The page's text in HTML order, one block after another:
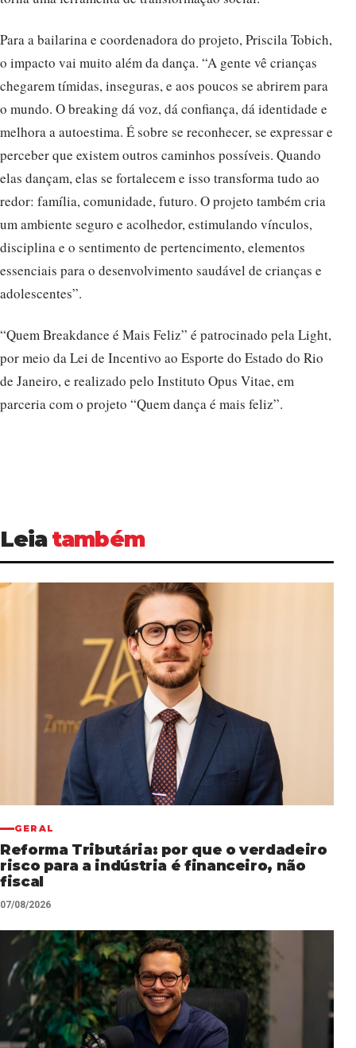
Para a bailarina e coordenadora do projeto, Priscila Tobich,
o impacto vai muito além da dança. “A gente vê crianças
chegarem tímidas, inseguras, e aos poucos se abrirem para
o mundo. O breaking dá voz, dá confiança, dá identidade e
melhora a autoestima. É sobre se reconhecer, se expressar e
perceber que existem outros caminhos possíveis. Quando
elas dançam, elas se fortalecem e isso transforma tudo ao
redor: família, comunidade, futuro. O projeto também cria
um ambiente seguro e acolhedor, estimulando vínculos,
disciplina e o sentimento de pertencimento, elementos
essenciais para o desenvolvimento saudável de crianças e
adolescentes”.
“Quem Breakdance é Mais Feliz” é patrocinado pela Light,
por meio da Lei de Incentivo ao Esporte do Estado do Rio
de Janeiro, e realizado pelo Instituto Opus Vitae, em
parceria com o projeto “Quem dança é mais feliz”.
Leiatambém
GERAL
Reforma Tributária: por que o verdadeiro
risco para a indústria é financeiro, não
fiscal
07/08/2026